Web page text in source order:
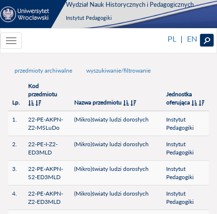
Wydział Nauk Historycznych i Pedagogicznych
Instytut Pedagogiki
Toggle
navigationToggle
PL | EN
przedmioty archiwalne wyszukiwanie/filtrowanie
Lp.
Kod
przedmiotu
Nazwa przedmiotu
Jednostka
oferująca
1.
22-PE-AKPN-
Z2-MSLuDo
(Mikro)światy ludzi dorosłych
Instytut
Pedagogiki
2.
22-PE-I-Z2-
ED3MLD
(Mikro)światy ludzi dorosłych
Instytut
Pedagogiki
3.
22-PE-AKPN-
S2-ED3MLD
(Mikro)światy ludzi dorosłych
Instytut
Pedagogiki
4.
22-PE-AKPN-
Z2-ED3MLD
(Mikro)światy ludzi dorosłych
Instytut
Pedagogiki